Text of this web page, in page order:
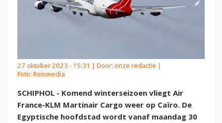
27 oktober 2023 - 15:31 | Door: onze redactie |
Foto: Reismedia
SCHIPHOL - Komend winterseizoen vliegt Air
France-KLM Martinair Cargo weer op Caïro. De
Egyptische hoofdstad wordt vanaf maandag 30